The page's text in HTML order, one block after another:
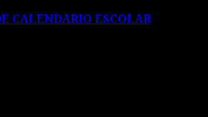
CALENDARIO ESCOLAR